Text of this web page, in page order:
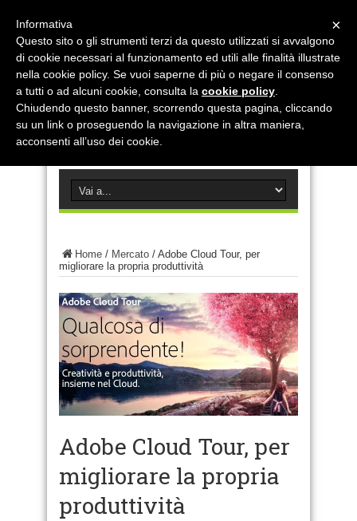
Home / Mercato / Adobe Cloud Tour, per
migliorare la propria produttività
Adobe Cloud Tour, per
migliorare la propria
produttività
×
Informativa
Questo sito o gli strumenti terzi da questo utilizzati si avvalgono
di cookie necessari al funzionamento ed utili alle finalità illustrate
nella cookie policy. Se vuoi saperne di più o negare il consenso
a tutti o ad alcuni cookie, consulta la cookie policy
Chiudendo questo banner, scorrendo questa pagina, cliccando
su un link o proseguendo la navigazione in altra maniera,
acconsenti all’uso dei cookie.